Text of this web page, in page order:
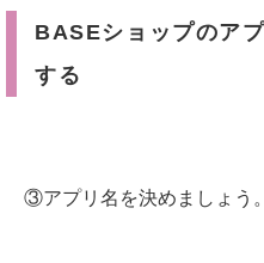
BASEショップのア
する
③アプリ名を決めましょう。